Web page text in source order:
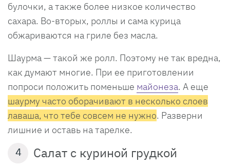
булочки, а также более низкое количество
сахара. Во-вторых, роллы и сама курица
обжариваются на гриле без масла.
Шаурма — такой же ролл. Поэтому не так вредна,
как думают многие. При ее приготовлении
попроси положить поменьше майонеза. А еще
шаурму часто оборачивают в несколько слоев
лаваша, что тебе совсем не нужно. Разверни
лишние и оставь на тарелке.
4 Салат с куриной грудкой